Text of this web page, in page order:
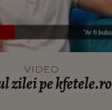
VIDEO
zilei pe kfetele.ro